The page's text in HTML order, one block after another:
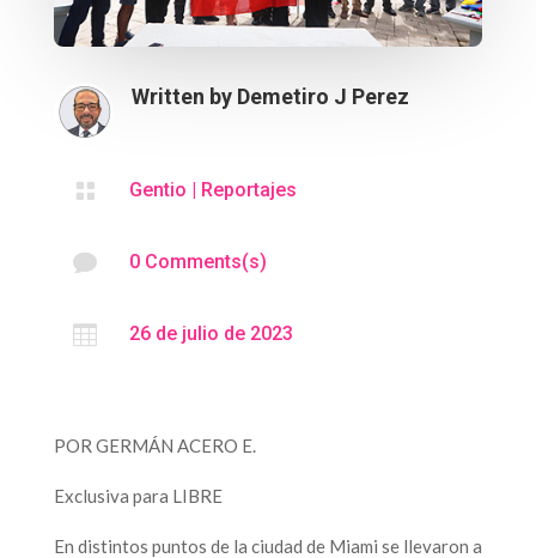
Written by Demetiro J Perez
 Gentio | Reportajes
 0 Comments(s)
 26 de julio de 2023
POR GERMÁN ACERO E.
Exclusiva para LIBRE
En distintos puntos de la ciudad de Miami se llevaron a